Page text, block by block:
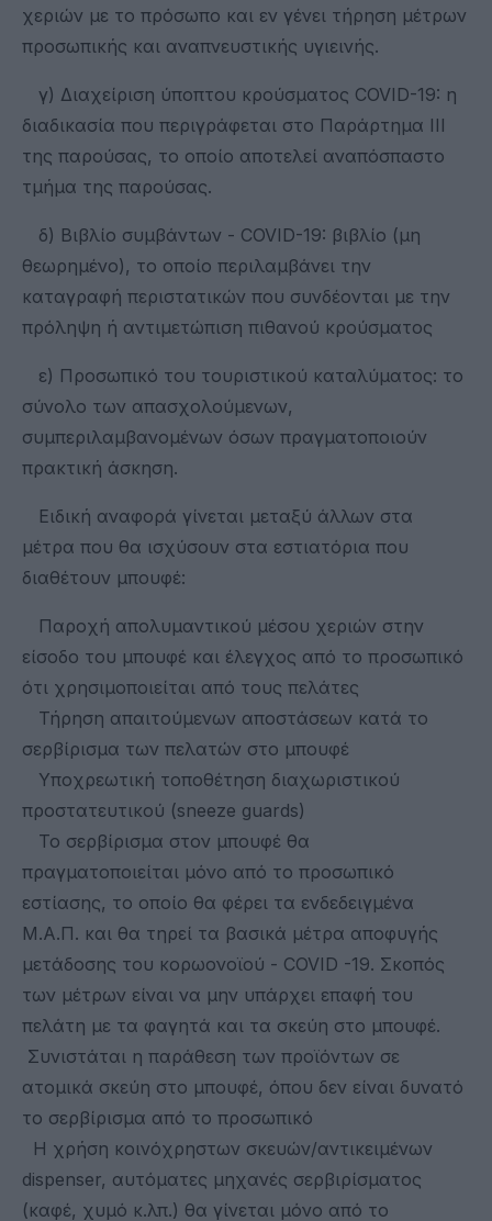
χεριών με το πρόσωπο και εν γένει τήρηση μέτρων
προσωπικής και αναπνευστικής υγιεινής.
γ) Διαχείριση ύποπτου κρούσματος COVID-19: η
διαδικασία που περιγράφεται στο Παράρτημα ΙΙΙ
της παρούσας, το οποίο αποτελεί αναπόσπαστο
τμήμα της παρούσας.
δ) Βιβλίο συμβάντων - COVID-19: βιβλίο (μη
θεωρημένο), το οποίο περιλαμβάνει την
καταγραφή περιστατικών που συνδέονται με την
πρόληψη ή αντιμετώπιση πιθανού κρούσματος
ε) Προσωπικό του τουριστικού καταλύματος: το
σύνολο των απασχολούμενων,
συμπεριλαμβανομένων όσων πραγματοποιούν
πρακτική άσκηση.
Ειδική αναφορά γίνεται μεταξύ άλλων στα
μέτρα που θα ισχύσουν στα εστιατόρια που
διαθέτουν μπουφέ:
Παροχή απολυμαντικού μέσου χεριών στην
είσοδο του μπουφέ και έλεγχος από το προσωπικό
ότι χρησιμοποιείται από τους πελάτες
Τήρηση απαιτούμενων αποστάσεων κατά το
σερβίρισμα των πελατών στο μπουφέ
Υποχρεωτική τοποθέτηση διαχωριστικού
προστατευτικού (sneeze guards)
Το σερβίρισμα στον μπουφέ θα
πραγματοποιείται μόνο από το προσωπικό
εστίασης, το οποίο θα φέρει τα ενδεδειγμένα
Μ.Α.Π. και θα τηρεί τα βασικά μέτρα αποφυγής
μετάδοσης του κορωονοϊού - COVID -19. Σκοπός
των μέτρων είναι να μην υπάρχει επαφή του
πελάτη με τα φαγητά και τα σκεύη στο μπουφέ.
Συνιστάται η παράθεση των προϊόντων σε
ατομικά σκεύη στο μπουφέ, όπου δεν είναι δυνατό
το σερβίρισμα από το προσωπικό
Η χρήση κοινόχρηστων σκευών/αντικειμένων
dispenser, αυτόματες μηχανές σερβιρίσματος
(καφέ, χυμό κ.λπ.) θα γίνεται μόνο από το